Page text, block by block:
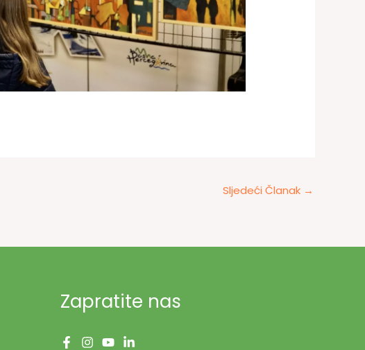
Sljedeći Članak →
Zapratite nas